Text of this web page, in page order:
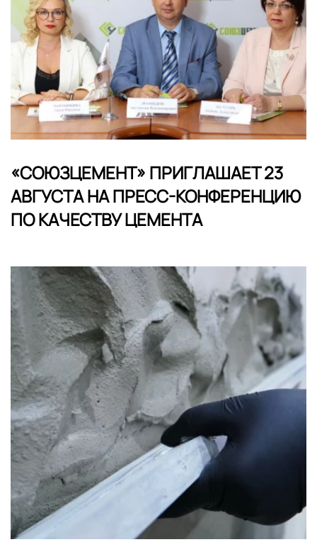
«СОЮЗЦЕМЕНТ» ПРИГЛАШАЕТ 23
АВГУСТА НА ПРЕСС-КОНФЕРЕНЦИЮ
ПО КАЧЕСТВУ ЦЕМЕНТА